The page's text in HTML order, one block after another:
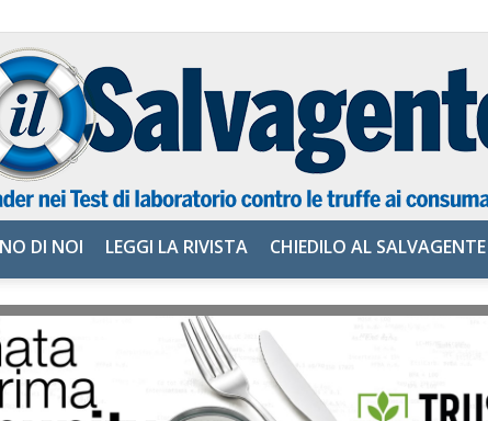
DI NOI LEGGI LA RIVISTA CHIEDILO AL SALVAGENTE